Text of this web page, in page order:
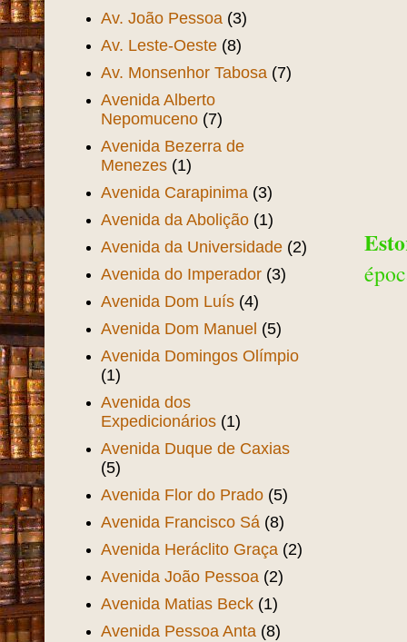
Av. João Pessoa (3)
Av. Leste-Oeste (8)
Av. Monsenhor Tabosa (7)
Avenida Alberto
Nepomuceno (7)
Avenida Bezerra de
Menezes (1)
Avenida Carapinima (3)
Avenida da Abolição (1)
Avenida da Universidade (2)
Avenida do Imperador (3)
Avenida Dom Luís (4)
Avenida Dom Manuel (5)
Avenida Domingos Olímpio
(1)
Avenida dos
Expedicionários (1)
Avenida Duque de Caxias
(5)
Avenida Flor do Prado (5)
Avenida Francisco Sá (8)
Avenida Heráclito Graça (2)
Avenida João Pessoa (2)
Avenida Matias Beck (1)
Avenida Pessoa Anta (8)